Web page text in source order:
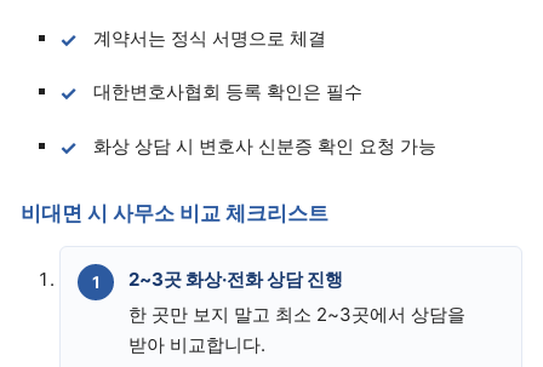
계약서는 정식 서명으로 체결
대한변호사협회 등록 확인은 필수
화상 상담 시 변호사 신분증 확인 요청 가능
비대면 시 사무소 비교 체크리스트
2~3곳 화상·전화 상담 진행
한 곳만 보지 말고 최소 2~3곳에서 상담을
받아 비교합니다.